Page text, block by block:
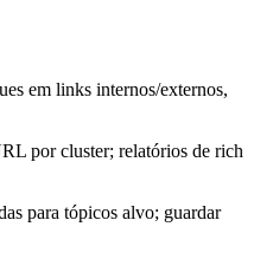
em links internos/externos,
por cluster; relatórios de rich
para tópicos alvo; guardar